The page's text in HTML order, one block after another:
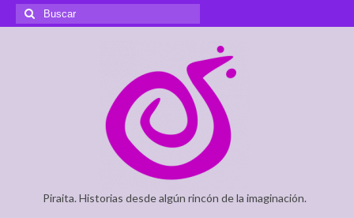
Buscar
por:
Piraita. Historias desde algún rincón de la imaginación.